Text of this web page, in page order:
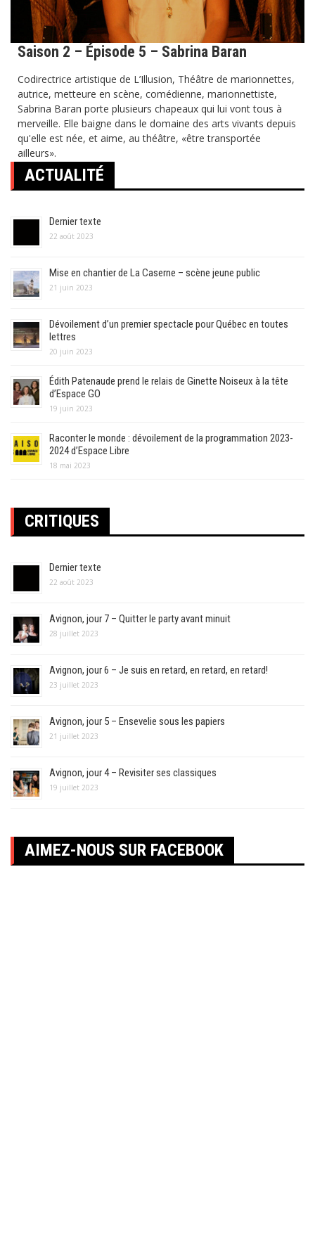
Saison 2 – Épisode 5 – Sabrina Baran
Codirectrice artistique de L’Illusion, Théâtre de marionnettes,
autrice, metteure en scène, comédienne, marionnettiste,
Sabrina Baran porte plusieurs chapeaux qui lui vont tous à
merveille. Elle baigne dans le domaine des arts vivants depuis
qu'elle est née, et aime, au théâtre, «être transportée
ailleurs».
ACTUALITÉ
Dernier texte
22 août 2023
Mise en chantier de La Caserne – scène jeune public
21 juin 2023
Dévoilement d’un premier spectacle pour Québec en toutes
lettres
20 juin 2023
Édith Patenaude prend le relais de Ginette Noiseux à la tête
d’Espace GO
19 juin 2023
Raconter le monde : dévoilement de la programmation 2023-
2024 d’Espace Libre
18 mai 2023
CRITIQUES
Dernier texte
22 août 2023
Avignon, jour 7 – Quitter le party avant minuit
28 juillet 2023
Avignon, jour 6 – Je suis en retard, en retard, en retard!
23 juillet 2023
Avignon, jour 5 – Ensevelie sous les papiers
21 juillet 2023
Avignon, jour 4 – Revisiter ses classiques
19 juillet 2023
AIMEZ-NOUS SUR FACEBOOK